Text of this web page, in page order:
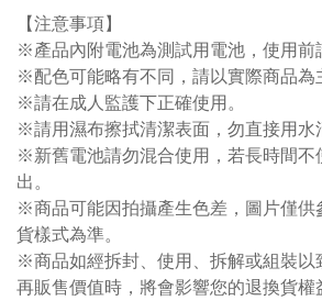
【注意事項】
※產品內附電池為測試用電池，使用前
※配色可能略有不同，請以實際商品為
※請在成人監護下正確使用。
※請用濕布擦拭清潔表面，勿直接用水
※新舊電池請勿混合使用，若長時間不
出。
※商品可能因拍攝產生色差，圖片僅供
貨樣式為準。
※商品如經拆封、使用、拆解或組裝以
再販售價值時，將會影響您的退換貨權